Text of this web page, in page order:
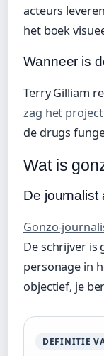
acteurs
het boek
Wanneer is
Terry Gilliam
zag het
de drugs
Wat is
De journalist
Gonzo-
De schrijver is
personage in
objectief, je
DEFINITIE